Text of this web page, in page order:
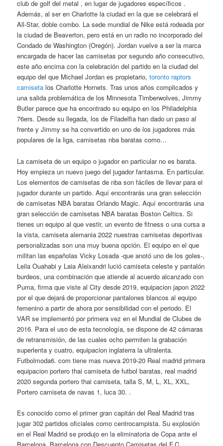
club de golf del metal , en lugar de jugadores específicos .
Además, al ser en Charlotte la ciudad en la que se celebrará el
All-Star, doble combo. La sede mundial de Nike está rodeada por
la ciudad de Beaverton, pero está en un radio no incorporado del
Condado de Washington (Oregón). Jordan vuelve a ser la marca
encargada de hacer las camisetas por segundo año consecutivo,
este año encima con la celebración del partido en la ciudad del
equipo del que Michael Jordan es propietario,toronto raptors
camiseta los Charlotte Hornets. Tras unos años complicados y
una salida problemática de los Minnesota Timberwolves, Jimmy
Butler parece que ha encontrado su equipo en los Philadelphia
76ers. Desde su llegada, los de Filadelfia han dado un paso al
frente y Jimmy se ha convertido en uno de los jugadores más
populares de la liga, camisetas nba baratas como…
La camiseta de un equipo o jugador en particular no es barata.
Hoy empieza un nuevo juego del jugador fantasma. En particular.
Los elementos de camisetas de nba son fáciles de llevar para el
jugador durante un partido. Aquí encontrarás una gran selección
de camisetas NBA baratas Orlando Magic. Aquí encontrarás una
gran selección de camisetas NBA baratas Boston Celtics. Si
tienes un equipo al que vestir, un evento de fitness o una cursa a
la vista, camiseta alemania 2022 nuestras camisetas deportivas
personalizadas son una muy buena opción. El equipo en el que
militan las españolas Vicky Losada -que anotó uno de los goles-,
Leila Ouahabi y Laia Aleixandri lució camiseta celeste y pantalón
burdeos, una combinación que atiende al acuerdo alcanzado con
Puma, firma que viste al City desde 2019, equipacion japon 2022
por el que dejará de proporcionar pantalones blancos al equipo
femenino a partir de ahora por sensibilidad con el periodo. El
VAR se implementó por primera vez en el Mundial de Clubes de
2016. Para el uso de esta tecnología, se dispone de 42 cámaras
de retransmisión, de las cuales ocho permiten la grabación
superlenta y cuatro, equipacion inglaterra la ultralenta.
Futbolmoda6. com tiene mas nueva 2019-20 Real madrid primera
equipacion portero thai camiseta de futbol baratas, real madrid
2020 segunda portero thai camiseta, talla S, M, L, XL, XXL,
Portero camiseta de navas 1, luca 30. .
Es conocido como el primer gran capitán del Real Madrid tras
jugar 302 partidos oficiales como centrocampista. Su explosión
en el Real Madrid se produjo en la eliminatoria de Copa ante el